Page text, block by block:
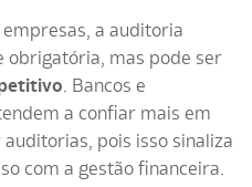
a auditoria
obrigatória, mas pode ser
. Bancos e
a confiar mais em
pois isso sinaliza
com a gestão financeira.